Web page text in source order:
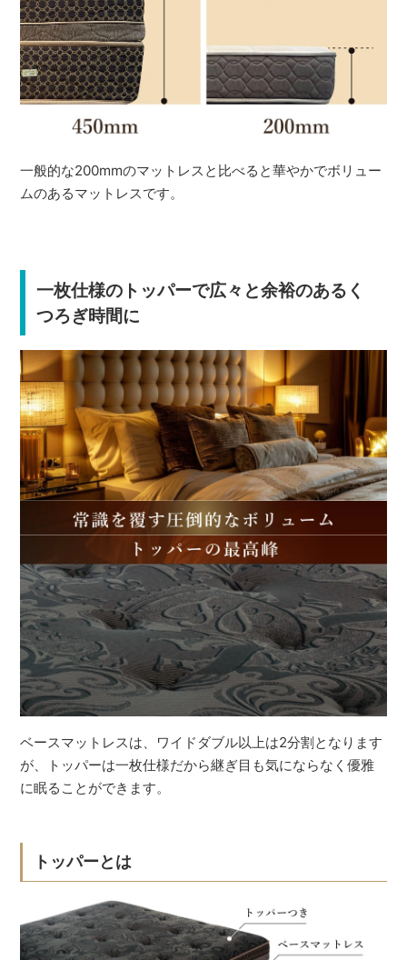
一般的な200mmのマットレスと比べると華やかでボリュー
ムのあるマットレスです。
一枚仕様のトッパーで広々と余裕のあるく
つろぎ時間に
ベースマットレスは、ワイドダブル以上は2分割となります
が、トッパーは一枚仕様だから継ぎ目も気にならなく優雅
に眠ることができます。
トッパーとは